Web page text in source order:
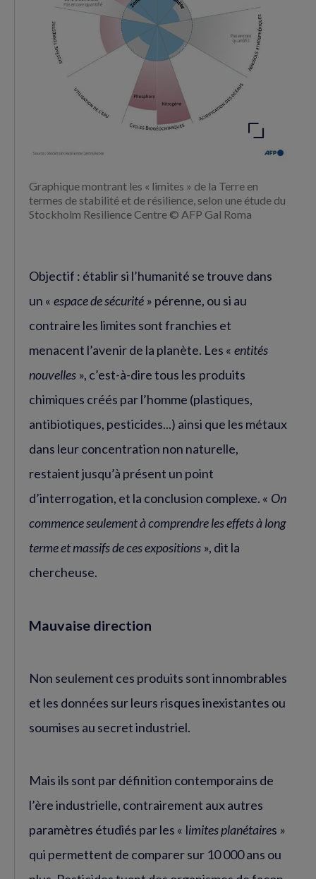
Agrandir
l'image
Graphique montrant les « limites » de la Terre en
termes de stabilité et de résilience, selon une étude du
Stockholm Resilience Centre © AFP Gal Roma
Objectif : établir si l’humanité se trouve dans
un « espace de sécurité » pérenne, ou si au
contraire les limites sont franchies et
menacent l’avenir de la planète. Les « entités
nouvelles », c’est-à-dire tous les produits
chimiques créés par l’homme (plastiques,
antibiotiques, pesticides...) ainsi que les métaux
dans leur concentration non naturelle,
restaient jusqu’à présent un point
d’interrogation, et la conclusion complexe. « On
commence seulement à comprendre les effets à long
terme et massifs de ces expositions », dit la
chercheuse.
Mauvaise direction
Non seulement ces produits sont innombrables
et les données sur leurs risques inexistantes ou
soumises au secret industriel.
Mais ils sont par définition contemporains de
l’ère industrielle, contrairement aux autres
paramètres étudiés par les « limites planétaires »
qui permettent de comparer sur 10 000 ans ou